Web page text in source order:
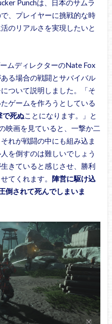
Punchは、日本のサムラ
、プレイヤーに挑戦的な時
のリアルさを実現したいと
ムディレクターのNate Fox
る場合の戦闘とサバイバル
ついて説明しました。「そ
ゲームを作ろうとしている
で死ぬことになります。」と
映画を見ていると、一撃か二
れが戦闘の中にも組み込ま
を倒すのは難しいでしょう
きていると感じさせ、勝利
てくれます。 陣営に駆け込
倒されて死んでしまいま